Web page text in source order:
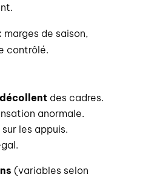
de saison,
contrôlé.
décollent des cadres.
anormale.
les appuis.
(variables selon